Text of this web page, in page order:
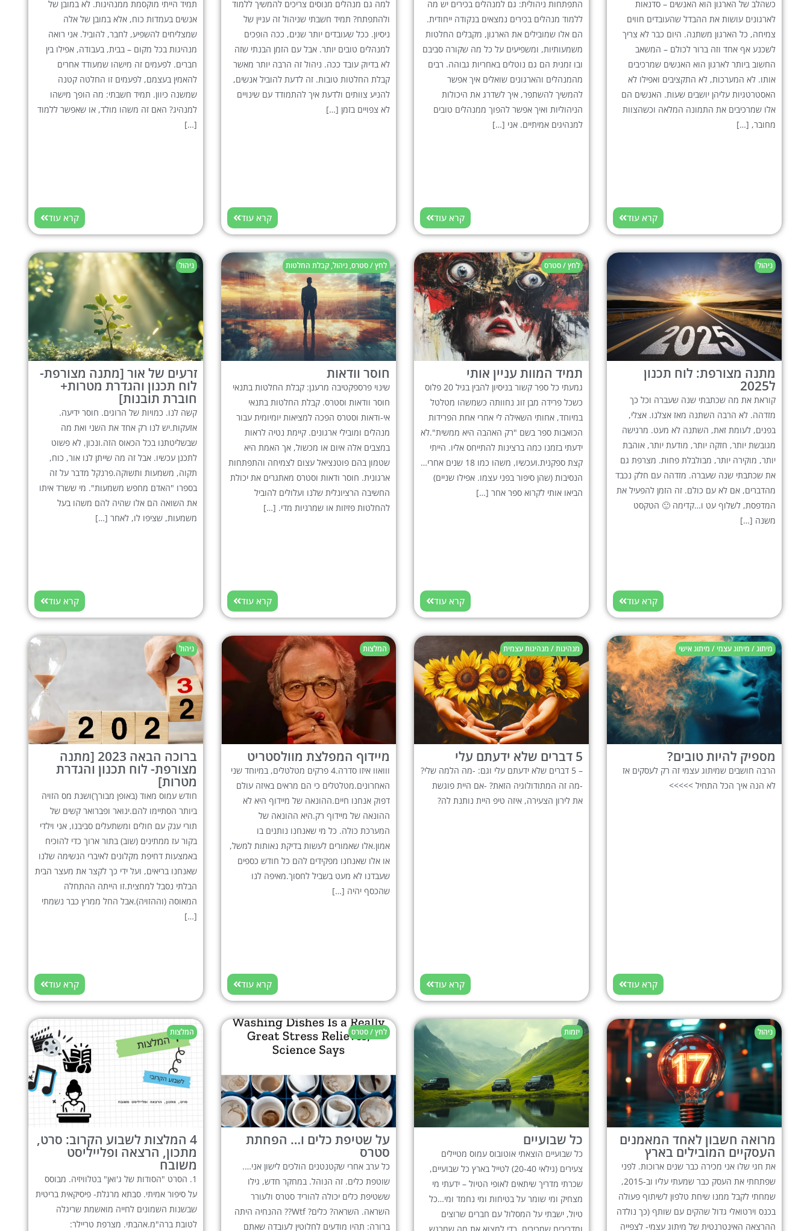
כשהלב של הארגון הוא האנשים – סדנאות
לארגונים עושות את ההבדל שהעובדים חווים
צמיחה, כל הארגון משתנה. היום כבר לא צריך
לשכנע אף אחד וזה ברור לכולם – המשאב
החשוב ביותר לארגון הוא האנשים שמרכיבים
אותו. לא המערכות, לא התקציבים ואפילו לא
האסטרטגיות עליהן יושבים שעות. האנשים הם
אלו שמרכיבים את התמונה המלאה וכשהצוות
מחובר, […]
קרא עוד
התפתחות ניהולית: גם למנהלים בכירים יש מה
ללמוד מנהלים בכירים נמצאים בנקודה ייחודית.
הם אלו שמובילים את הארגון, מקבלים החלטות
משמעותיות, ומשפיעים על כל מה שקורה סביבם
ובו זמנית הם גם נוטלים באחריות גבוהה. רבים
מהמנהלים והארגונים שואלים איך אפשר
להמשיך להשתפר, איך לשדרג את היכולות
הניהוליות ואיך אפשר להפוך ממנהלים טובים
למנהיגים אמיתיים. אני […]
קרא עוד
למה גם מנהלים מנוסים צריכים להמשיך ללמוד
ולהתפתח? תמיד חשבתי שניהול זה עניין של
ניסיון. ככל שעובדים יותר שנים, ככה הופכים
למנהלים טובים יותר. אבל עם הזמן הבנתי שזה
לא בדיוק עובד ככה. ניהול זה הרבה יותר מאשר
קבלת החלטות טובות. זה לדעת להוביל אנשים,
להניע צוותים ולדעת איך להתמודד עם שינויים
לא צפויים בזמן […]
קרא עוד
תמיד הייתי מוקסמת ממנהיגות. לא במובן של
אנשים בעמדות כוח, אלא במובן של אלה
שמצליחים להשפיע, לחבר, להוביל. אני רואה
מנהיגות בכל מקום – בבית, בעבודה, אפילו בין
חברים. לפעמים זה מישהו שמעודד אחרים
להאמין בעצמם, לפעמים זו החלטה קטנה
שמשנה כיוון. תמיד חשבתי: מה הופך מישהו
למנהיג? האם זה משהו מולד, או שאפשר ללמוד
[…]
קרא עוד
ניהול
מתנה מצורפת: לוח תכנון
ל2025
קוראת את מה שכתבתי שנה שעברה וכל כך
מזדהה. לא הרבה השתנה מאז אצלנו. אצלי,
בפנים, לעומת זאת, השתנה לא מעט. מרגישה
מגובשת יותר, חזקה יותר, מודעת יותר, אוהבת
יותר, מוקירה יותר, מבולבלת פחות. מצרפת גם
את שכתבתי שנה שעברה. מזדהה עם חלק נכבד
מהדברים, אם לא עם כולם. זה הזמן להפעיל את
המדפסת, לשלוף עט ו…קדימה 🙂 הטקסט
משנה […]
קרא עוד
לחץ / סטרס
תמיד המוות עניין אותי
גמעתי כל ספר קשור בניסיון להבין בגיל 20 פלוס
כשכל פרידה מבן זוג נחוותה כשמשהו מטלטל
במיוחד, אחותי השאילה לי אחרי אחת הפרידות
הכואבות ספר בשם "רק האהבה היא ממשית".לא
ידעתי בזמנו כמה ברצינות להתייחס אליו. הייתי
קצת ספקנית.ועכשיו, משהו כמו 18 שנים אחרי…
הנסיבות (שהן סיפור בפני עצמו. אפילו שניים)
הביאו אותי לקרוא ספר אחר […]
קרא עוד
לחץ / סטרס, ניהול, קבלת החלטות
חוסר וודאות
שינוי פרספקטיבה מרענן: קבלת החלטות בתנאי
חוסר וודאות וסטרס. קבלת החלטות בתנאי
אי-ודאות וסטרס הפכה למציאות יומיומית עבור
מנהלים ומובילי ארגונים. קיימת נטיה לראות
במצבים אלה איום או מכשול, אך האמת היא
שטמון בהם פוטנציאל עצום לצמיחה והתפתחות
ארגונית. חוסר ודאות וסטרס מאתגרים את יכולת
החשיבה הרציונלית שלנו ועלולים להוביל
להחלטות פזיזות או שמרניות מדי. […]
קרא עוד
ניהול
זרעים של אור [מתנה מצורפת-
לוח תכנון והגדרת מטרות+
חוברת תובנות]
קשה לנו. כמויות של הרוגים. חוסר ידיעה.
אזעקות.יש לנו רק אחד את השני ואת מה
שבשליטתנו בכל הכאוס הזה.ונכון, לא פשוט
לתכנן עכשיו. אבל זה מה שייתן לנו אור, כוח,
תקוה, משמעות ותשוקה.פרנקל מדבר על זה
בספרו "האדם מחפש משמעות". מי ששרד איתו
את השואה הם אלו שהיה להם משהו בעל
משמעות, שציפו לו, לאחר […]
קרא עוד
מיתוג / מיתוג עצמי / מיתוג אישי
מספיק להיות טובים?
הרבה חושבים שמיתוג עצמי זה רק לעסקים אז
לא הנה איך הכל התחיל >>>>>
קרא עוד
מנהיגות / מנהיגות עצמית
5 דברים שלא ידעתם עלי
– 5 דברים שלא ידעתם עלי וגם: -מה הלמה שלי?
-מה זה המתודולוגיה הזאת? -אם היית פוגשת
את לירון הצעירה, איזה טיפ היית נותנת לה?
קרא עוד
המלצות
מיידוף המפלצת מוולסטריט
ווואוו איזו סדרה.4 פרקים מטלטלים, במיוחד שני
האחרונים.מטלטלים כי הם מראים באיזה עולם
דפוק אנחנו חיים.ההונאה של מיידוף היא לא
ההונאה של מיידוף רק.היא ההונאה של
המערכת כולה. כל מי שאנחנו נותנים בו
אמון.אלו שאמורים לעשות בדיקת נאותות למשל,
או אלו שאנחנו מפקידים להם כל חודש כספים
שעבדנו לא מעט בשביל לחסוך.מאיפה לנו
שהכסף יהיה […]
קרא עוד
ניהול
ברוכה הבאה 2023 [מתנה
מצורפת- לוח תכנון והגדרת
מטרות]
חודש עמוס מאוד (באופן מבורך)ושנת מס הזויה
ביותר הסתיימו להם.ינואר ופברואר קשים של
תורי ענק עם חולים ומשתעלים סביבנו, אני וילדי
בקור עז ממתינים (שוב) בתור ארוך כדי להוכיח
באמצעות דחיפת מקלונים לאיברי הנשימה שלנו
שאנחנו בריאים, ועל ידי כך לקצר את מעצר הבית
הבלתי נסבל למחצית.זו הייתה ההתחלה
המאוסה (וההזויה).אבל החל ממרץ כבר נשמתי
[…]
קרא עוד
ניהול
מרואה חשבון לאחד המאמנים
העסקיים המובילים בארץ
את חגי שלו אני מכירה כבר שנים ארוכות. לפני
שפתחתי את העסק כבר שמעתי עליו וב-2015,
שמחתי לקבל ממנו שיחת טלפון לשיתוף פעולה
בכנס וירטואלי גדול שהקים עם שותף (כך נולדה
ההרצאה האינטרנטית של מיתוג עצמי- לצפייה
יזמות
כל שבועיים
כל שבועיים הוצאתי אוטובוס עמוס מטיילים
צעירים (גילאי 20-40) לטייל בארץ כל שבועיים,
שכרתי מדריך שיתאים לאופי הטיול – ידעתי מי
מצחיק ומי שומר על בטיחות ומי נחמד ומי…כל
טיול, ישבתי על המסלול עם חברים שרוצים
לחץ / סטרס
על שטיפת כלים ו… הפחתת
סטרס
כל ערב אחרי שקטנטנים הולכים לישון אני….
שוטפת כלים. זה הנוהל. במחקר חדש, גילו
ששטיפת כלים יכולה להוריד סטרס ולעורר
השראה. השראה? כלים? Wtf?? ההנחיה היתה
ברורה: תהיו מודעים לחלוטין לעובדה שאתם
המלצות
4 המלצות לשבוע הקרוב: סרט,
מתכון, הרצאה ופלייליסט
משובח
1. הסרט "הסודות של ג'ואן" בטלוויזיה. מבוסס
על סיפור אמיתי. סבתא מרגלת- פיסיקאית בריטית
שבשנות השמונים לחייה מואשמת שריגלה
לטובת ברה"מ.אהבתי. מצרפת טריילר: